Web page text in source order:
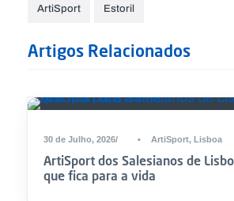
ArtiSport Estoril
Artigos Relacionados
30 de Julho, 2026 • ArtiSport, Lisboa
ArtiSport dos Salesianos de
que fica para a vida